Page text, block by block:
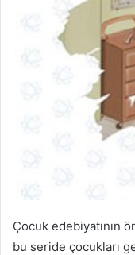
Çocuk edebiyatının
bu seride çocukları